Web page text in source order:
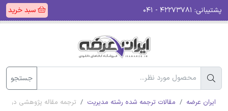
پشتیبانی: سبد خرید
جستجو
ایران عرضه مقالات ترجمه شده رشته مدیریت ترجمه مقاله پژوهشی در